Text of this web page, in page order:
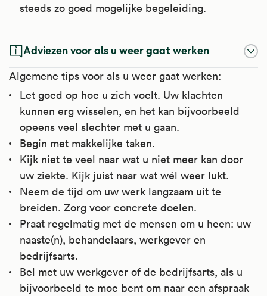
steeds zo goed mogelijke begeleiding.
Adviezen voor als u weer gaat werken
Algemene tips voor als u weer gaat werken:
Let goed op hoe u zich voelt. Uw klachten
kunnen erg wisselen, en het kan bijvoorbeeld
opeens veel slechter met u gaan.
Begin met makkelijke taken.
Kijk niet te veel naar wat u niet meer kan door
uw ziekte. Kijk juist naar wat wél weer lukt.
Neem de tijd om uw werk langzaam uit te
breiden. Zorg voor concrete doelen.
Praat regelmatig met de mensen om u heen: uw
naaste(n), behandelaars, werkgever en
bedrijfsarts.
Bel met uw werkgever of de bedrijfsarts, als u
bijvoorbeeld te moe bent om naar een afspraak